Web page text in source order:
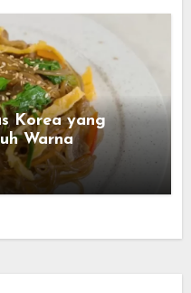
Korea yang
Warna